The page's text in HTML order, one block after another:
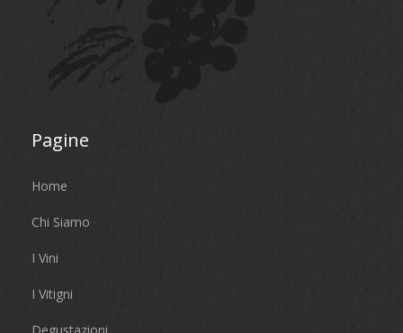
Pagine
Home
Chi Siamo
I Vini
I Vitigni